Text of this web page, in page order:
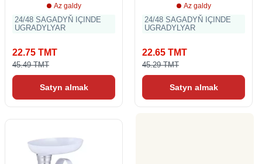
Az galdy
24/48 SAGADYŇ IÇINDE
UGRADYLYAR
22.75 TMT
45.49 TMT
Satyn almak
Az galdy
24/48 SAGADYŇ IÇINDE
UGRADYLYAR
22.65 TMT
45.29 TMT
Satyn almak